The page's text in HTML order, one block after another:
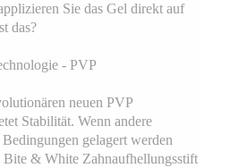
Sie das Gel direkt auf
das?
- PVP
neuen PVP
Stabilität. Wenn andere
gelagert werden
Bite & White Zahnaufhellungsstift